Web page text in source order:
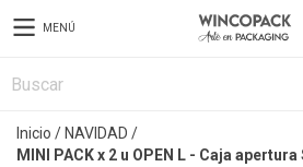
MENÚ
Inicio / NAVIDAD /
MINI PACK x 2 u OPEN L - Caja apertura